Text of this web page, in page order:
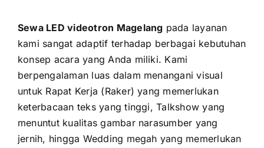
Sewa LED videotron Magelang pada layanan
kami sangat adaptif terhadap berbagai kebutuhan
konsep acara yang Anda miliki. Kami
berpengalaman luas dalam menangani visual
untuk Rapat Kerja (Raker) yang memerlukan
keterbacaan teks yang tinggi, Talkshow yang
menuntut kualitas gambar narasumber yang
jernih, hingga Wedding megah yang memerlukan